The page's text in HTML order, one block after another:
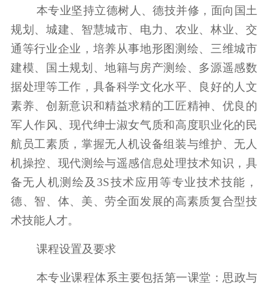
本专业坚持立德树人、德技并修，面向国土
规划、城建、智慧城市、电力、农业、林业、交
通等行业企业，培养从事地形图测绘、三维城市
建模、国土规划、地籍与房产测绘、多源遥感数
据处理等工作，具备科学文化水平、良好的人文
素养、创新意识和精益求精的工匠精神、优良的
军人作风、现代绅士淑女气质和高度职业化的民
航员工素质，掌握无人机设备组装与维护、无人
机操控、现代测绘与遥感信息处理技术知识，具
备无人机测绘及3S技术应用等专业技术技能，
德、智、体、美、劳全面发展的高素质复合型技
术技能人才。
课程设置及要求
本专业课程体系主要包括第一课堂：思政与